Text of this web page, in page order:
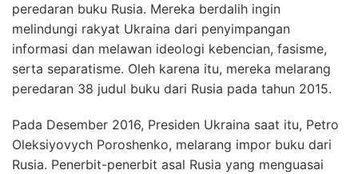
peredaran buku Rusia. Mereka berdalih ingin
melindungi rakyat Ukraina dari penyimpangan
informasi dan melawan ideologi kebencian, fasisme,
serta separatisme. Oleh karena itu, mereka melarang
peredaran 38 judul buku dari Rusia pada tahun 2015.
Pada Desember 2016, Presiden Ukraina saat itu, Petro
Oleksiyovych Poroshenko, melarang impor buku dari
Rusia. Penerbit-penerbit asal Rusia yang menguasai